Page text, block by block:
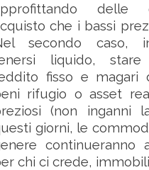
delle
che i bassi
secondo caso,
liquido,
fisso e magari
rifugio o asset
(non inganni
giorni, le
continueranno
chi ci crede,